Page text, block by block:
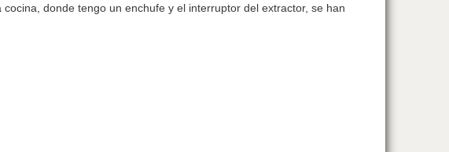
donde tengo un enchufe y el interruptor del extractor, se han